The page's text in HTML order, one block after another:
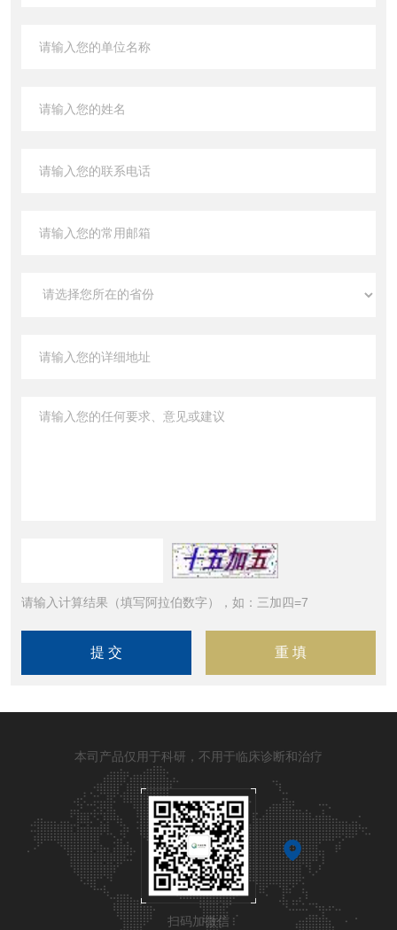
请输入计算结果（填写阿拉伯数字），如：三加四=7
本司产品仅用于科研，不用于临床诊断和治疗
扫码加微信